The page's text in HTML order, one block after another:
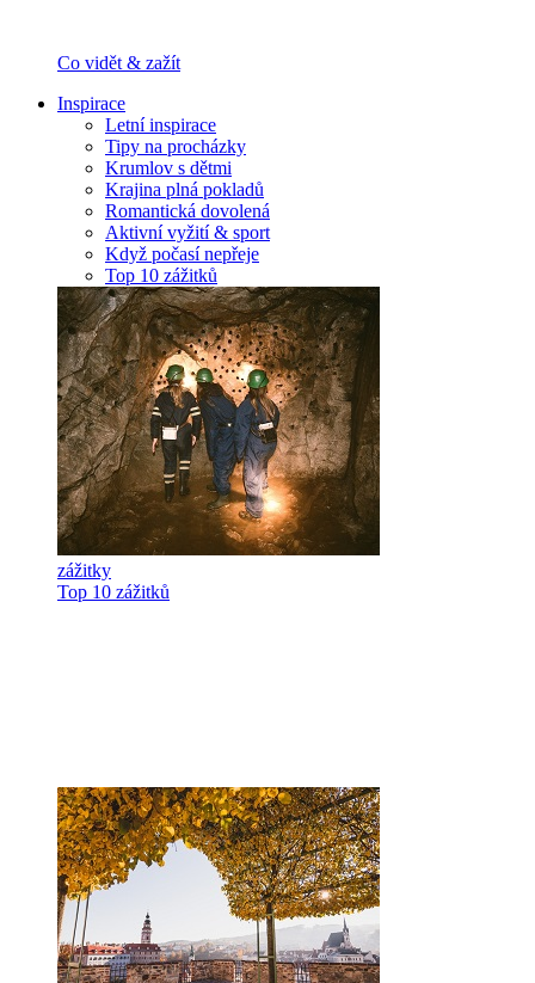
Co vidět & zažít
Inspirace
Letní inspirace
Tipy na procházky
Krumlov s dětmi
Krajina plná pokladů
Romantická dovolená
Aktivní vyžití & sport
Když počasí nepřeje
Top 10 zážitků
zážitky
Top 10 zážitků